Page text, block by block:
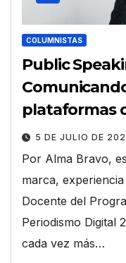
COLUMNISTAS
Public
plataformas
5 DE JULIO DE
Por Alma Bravo,
marca,
Docente del
Periodismo Digital
cada vez más…